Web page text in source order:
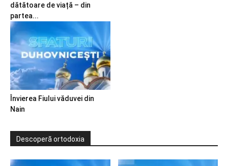
dătătoare de viață – din
partea...
Învierea Fiului văduvei din
Nain
Descoperă ortodoxia